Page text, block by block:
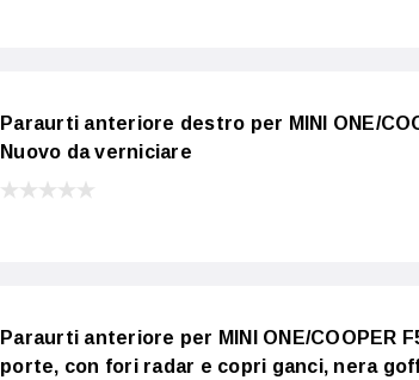
Paraurti anteriore destro per MINI ONE/
Nuovo da verniciare
Paraurti anteriore per MINI ONE/COOPER
porte, con fori radar e copri ganci, nera